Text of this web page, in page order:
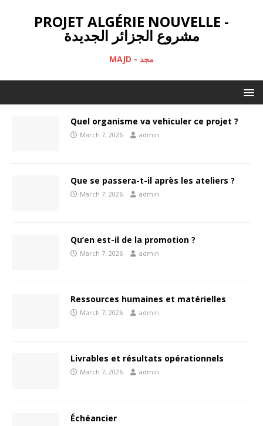
PROJET ALGÉRIE NOUVELLE -
مشروع الجزائر الجديدة
MAJD - مجد
Quel organisme va vehiculer ce projet ?
March 7, 2026 admin
Que se passera-t-il après les ateliers ?
March 7, 2026 admin
Qu’en est-il de la promotion ?
March 7, 2026 admin
Ressources humaines et matérielles
March 7, 2026 admin
Livrables et résultats opérationnels
March 7, 2026 admin
Échéancier